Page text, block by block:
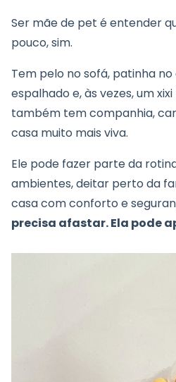
Ser mãe de pet é entender
pouco, sim.
Tem pelo no sofá, patinha
espalhado e, às vezes, um
também tem companhia,
casa muito mais viva.
Ele pode fazer parte da
ambientes, deitar perto da
casa com conforto e
precisa afastar. Ela pode